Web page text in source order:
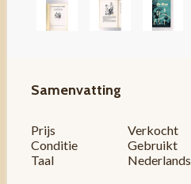
Samenvatting
Prijs
Verkocht
Conditie
Gebruikt
Taal
Nederlands